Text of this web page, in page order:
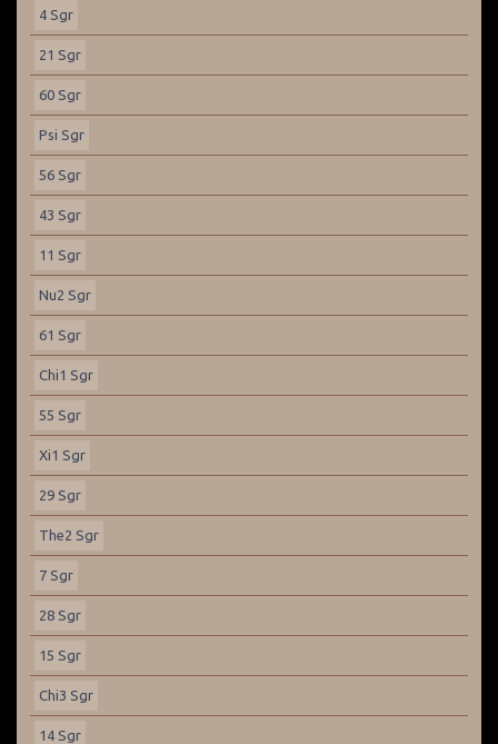
4 Sgr
21 Sgr
60 Sgr
Psi Sgr
56 Sgr
43 Sgr
11 Sgr
Nu2 Sgr
61 Sgr
Chi1 Sgr
55 Sgr
Xi1 Sgr
29 Sgr
The2 Sgr
7 Sgr
28 Sgr
15 Sgr
Chi3 Sgr
14 Sgr